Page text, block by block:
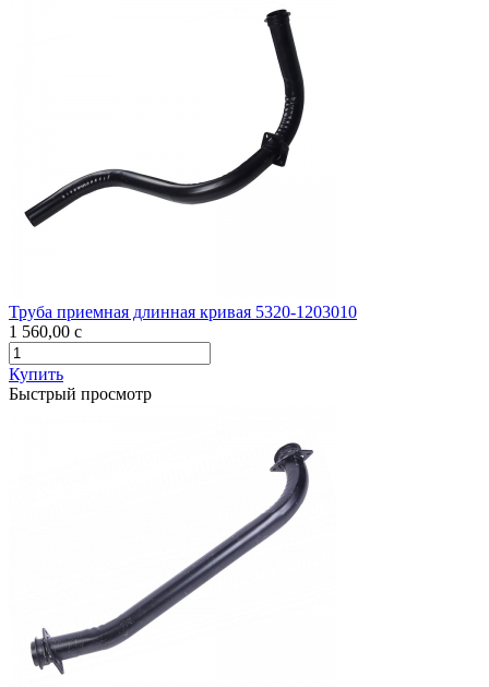
Труба приемная длинная кривая 5320-1203010
1 560,00 c
Купить
Быстрый просмотр